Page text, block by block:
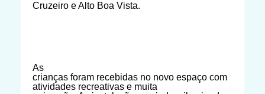
Cruzeiro e Alto Boa Vista.
As
crianças foram recebidas no novo espaço com
atividades recreativas e muita